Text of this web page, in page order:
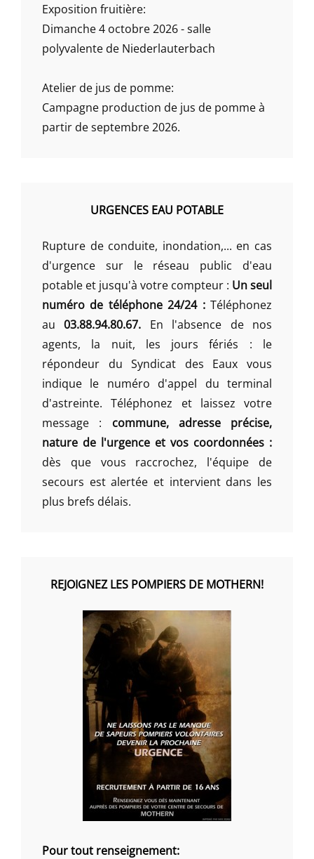
Exposition fruitière:
Dimanche 4 octobre 2026 - salle
polyvalente de Niederlauterbach
Atelier de jus de pomme:
Campagne production de jus de pomme à
partir de septembre 2026.
URGENCES EAU POTABLE
Rupture de conduite, inondation,... en cas
d'urgence sur le réseau public d'eau
potable et jusqu'à votre compteur : Un seul
numéro de téléphone 24/24 :Téléphonez
au03.88.94.80.67. En l'absence de nos
agents, la nuit, les jours fériés : le
répondeur du Syndicat des Eaux vous
indique le numéro d'appel du terminal
d'astreinte. Téléphonez et laissez votre
message : commune, adresse précise,
nature de l'urgence et vos coordonnées :
dès que vous raccrochez, l'équipe de
secours est alertée et intervient dans les
plus brefs délais.
REJOIGNEZ LES POMPIERS DE MOTHERN!
Pour tout renseignement: